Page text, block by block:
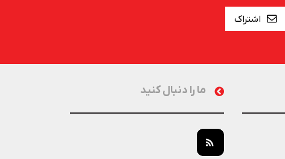
اشتراک
ما را دنبال کنید